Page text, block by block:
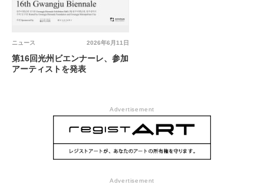
2026年6月11日
ニュース
第16回光州ビエンナーレ、参加
アーティストを発表
Advertisement
Advertisement